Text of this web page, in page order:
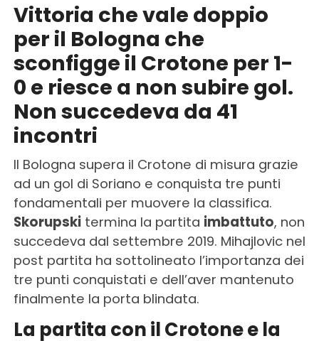
Vittoria che vale doppio
per il Bologna che
sconfigge il Crotone per 1-
0 e riesce a non subire gol.
Non succedeva da 41
incontri
Il Bologna supera il Crotone di misura grazie
ad un gol di Soriano e conquista tre punti
fondamentali per muovere la classifica.
Skorupskitermina la partita imbattuto, non
succedeva dal settembre 2019. Mihajlovic nel
post partita ha sottolineato l’importanza dei
tre punti conquistati e dell’aver mantenuto
finalmente la porta blindata.
La partita con il Crotone e la